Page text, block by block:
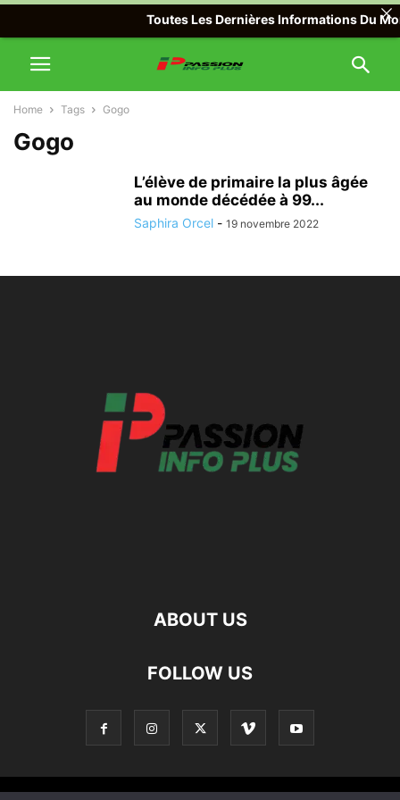
Home Tags Gogo
Gogo
L’élève de primaire la plus âgée
au monde décédée à 99...
Saphira Orcel - 19 novembre 2022
ABOUT US
FOLLOW US
Toutes Les Dernières Informations Du